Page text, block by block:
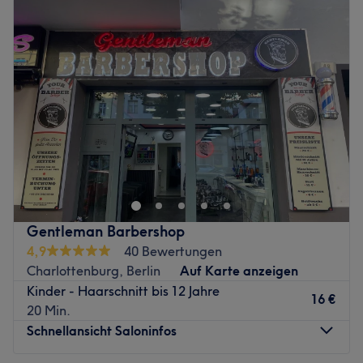
Rein fachlich sind den Wünschen im Meisterbetrieb
Friseur der Zunft fast keine Grenzen gesetzt. Egal welcher
Schnitt und Farbwunsch das Team gibt sich große Mühe
alle haarigen Herausforderungen typgerecht und präzise
umzusetzen. Und das alles bietet der Salon zusätzlich:
Hochwertige Pflegeprodukte und Anwendungen der
Firma L'Oreal, getrennte Behandlungsbereiche für
Damen und Herren, Parkplätze und eine sehr gute
Anbindung an Bus, U- und S-Bahn.
Zurück zur Salonansicht
Mittwoch
09:00 –20:00
Donnerstag
09:00–20:00
Freitag
09:00–20:00
Samstag
09:00–18:00
Sonntag
Geschlossen
Männer aufgepasst! Im Salon Alahdin Classic Barber
Shop in Berlin, Charlottenburg erwartet dich ein
professionelles Team in stilvollem Ambiente. Du brauchst
einen entspannten Männertag? Dann bist du hier genau
richtig. Wer sich jetzt einen Termin bei diesem
wunderbaren Barbershop sichern möchte, bucht am
besten unkompliziert und schnell online mit Treatwell!
In dem hellen und stylischen Salon wirst in einer
absoluten Wohlfühl-Atmosphäre begrüßt. Mit viel
Erfahrung, Detailverliebtheit und handwerklichem Können
Gentleman Barbershop
4,9
40 Bewertungen
Charlottenburg, Berlin
Auf Karte anzeigen
Kinder - Haarschnitt bis 12 Jahre
20 Min.
16 €
Schnellansicht Saloninfos